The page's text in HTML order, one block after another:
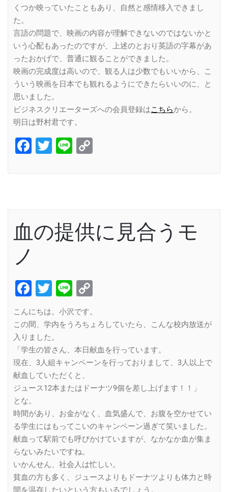
くつか映っていたこともあり、自然と感情移入できまし
た。
言語の問題で、映画の内容が理解できないのではないかと
いう心配もあったのですが、上述のとおり英語の字幕があ
ったおかげで、普通に観ることができました。
映画の完成度は高いので、観る人は少数でもいいから、こ
ういう映画を日本でも観れるようにできたらいいのに、と
思いました。
ビジネスクリエーターズへの会員登録はこちらから。
明日は野村君です。
Facebook
Twitter
Line
血の提供に見合うモ
ノ
Facebook
Twitter
Line
こんにちは。小沢です。
この間、学内をうろちょろしていたら、こんな校内放送が
入りました。
「学生の皆さん、本日献血を行っています。
現在、3人組キャンペーンを行っておりまして、3人以上で
献血していただくと、
ジュース12本またはドーナツ9個を差し上げます！！」
とな。
時間があり、お金がなく、血気盛んで、お腹を空かせてい
る学生にはもってこいのキャンペーン過ぎて笑いました。
献血って駅前でも呼びかけていますが、なかなか血が集ま
らないみたいですね。
いかんせん、社会人は忙しい。
貧血の方も多く、ジュースよりもドーナツよりも体力と時
間を温存したいという方もいるでしょう。